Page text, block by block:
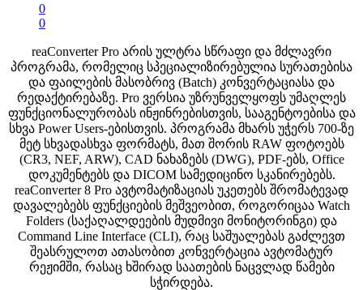
0
0
reaConverter Pro არის ულტრა სწრაფი და მძლავრი
პროგრამა, რომელიც სპეციალიზირებულია სურათებისა
და ფაილების მასობრივ (Batch) კონვერტაციასა და
რედაქტირებაზე. Pro ვერსია უზრუნველყოფს უმაღლეს
ფუნქციონალურობას ინჟინრებისთვის, სააგენტოებისა და
სხვა Power Users-ებისთვის. პროგრამა მხარს უჭერს 700-ზე
მეტ სხვადასხვა ფორმატს, მათ შორის RAW ფოტოებს
(CR3, NEF, ARW), CAD ნახაზებს (DWG), PDF-ებს, Office
დოკუმენტებს და DICOM სამედიცინო სკანირებებს.
reaConverter 8 Pro ავტომატიზაციას უკეთებს შრომატევად
დავალებებს ფუნქციების მეშვეობით, როგორიცაა Watch
Folders (საქაღალდეების მუდმივი მონიტორინგი) და
Command Line Interface (CLI), რაც საშუალებას გაძლევთ
შეასრულოთ ათასობით კონვერტაცია ავტომატურ
რეჟიმში, რასაც ხშირად საათების ნაცვლად წამები
სჭირდება.